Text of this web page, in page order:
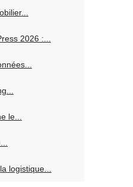
2026 :...
le...
logistique...